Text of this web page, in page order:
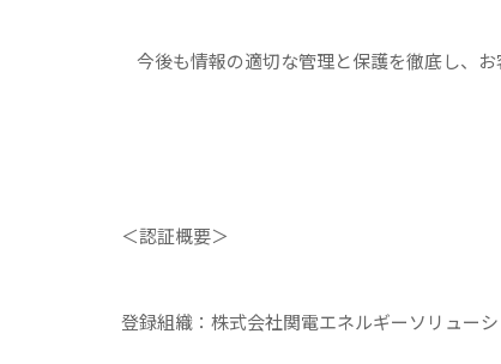
今後も情報の適切な管理と保護を徹底し、お
＜認証概要＞
登録組織：株式会社関電エネルギーソリュ